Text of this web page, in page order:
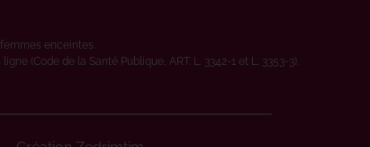
enceintes.
(Code de la Santé Publique, ART. L. 3342-1 et L. 3353-3).